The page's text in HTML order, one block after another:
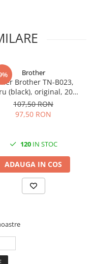
Brother
Brother TN-B023,
(black), original, 2000
pagini
107,50 RON
97,50 RON
120IN STOC
ADAUGA IN COS